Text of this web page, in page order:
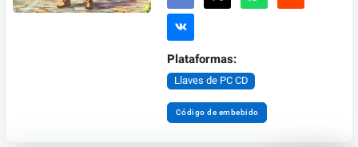
Plataformas:
Llaves de PC CD
Código de embebido